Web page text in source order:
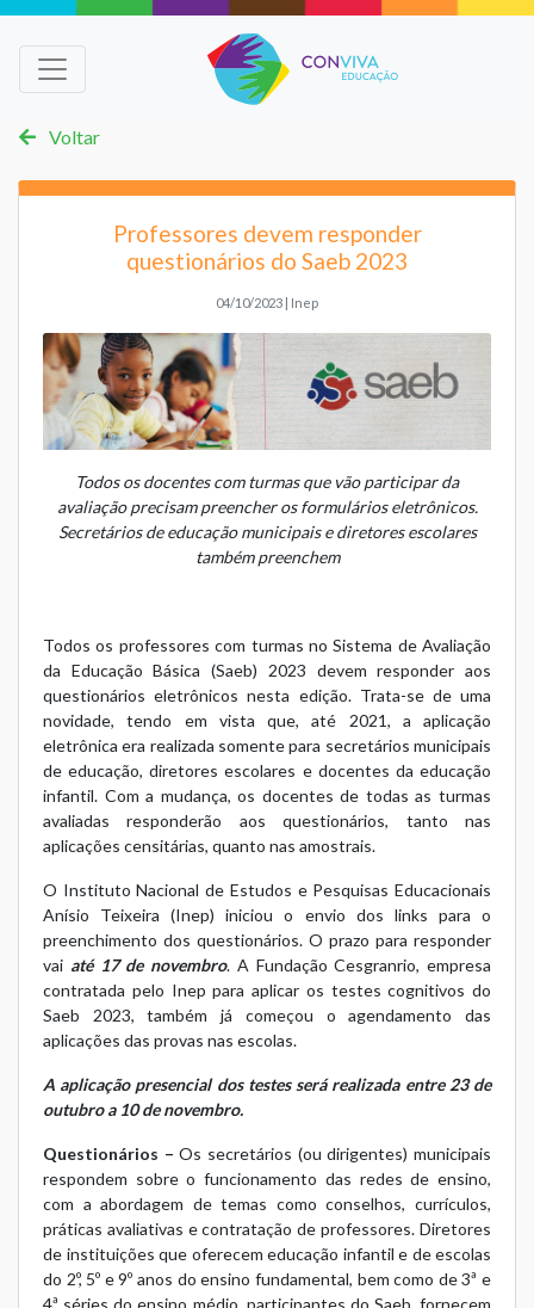
Voltar
Professores devem responder
questionários do Saeb 2023
04/10/2023 | Inep
Todos os docentes com turmas que vão participar da
avaliação precisam preencher os formulários eletrônicos.
Secretários de educação municipais e diretores escolares
também preenchem
Todos os professores com turmas no Sistema de Avaliação
da Educação Básica (Saeb) 2023 devem responder aos
questionários eletrônicos nesta edição. Trata-se de uma
novidade, tendo em vista que, até 2021, a aplicação
eletrônica era realizada somente para secretários municipais
de educação, diretores escolares e docentes da educação
infantil. Com a mudança, os docentes de todas as turmas
avaliadas responderão aos questionários, tanto nas
aplicações censitárias, quanto nas amostrais.
O Instituto Nacional de Estudos e Pesquisas Educacionais
Anísio Teixeira (Inep) iniciou o envio dos links para o
preenchimento dos questionários. O prazo para responder
vai até 17 de novembro. A Fundação Cesgranrio, empresa
contratada pelo Inep para aplicar os testes cognitivos do
Saeb 2023, também já começou o agendamento das
aplicações das provas nas escolas.
A aplicação presencial dos testes será realizada entre 23 de
outubro a 10 de novembro.
Questionários – Os secretários (ou dirigentes) municipais
respondem sobre o funcionamento das redes de ensino,
com a abordagem de temas como conselhos, currículos,
práticas avaliativas e contratação de professores. Diretores
de instituições que oferecem educação infantil e de escolas
do 2º, 5º e 9º anos do ensino fundamental, bem como de 3ª e
4ª séries do ensino médio, participantes do Saeb, fornecem